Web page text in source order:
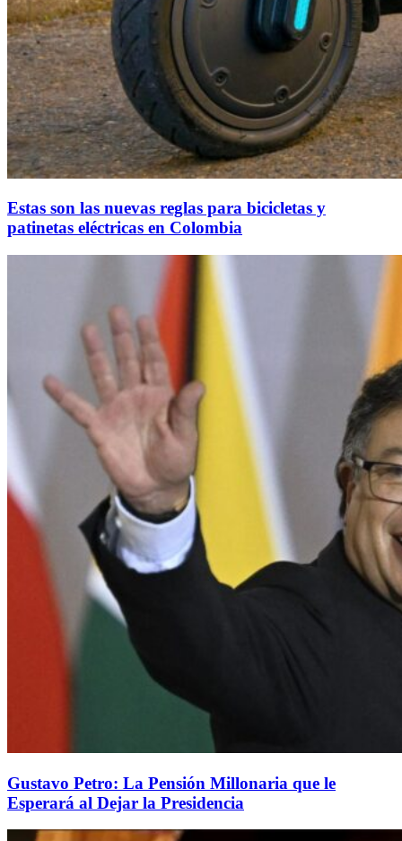
Estas son las nuevas reglas para bicicletas y
patinetas eléctricas en Colombia
Gustavo Petro: La Pensión Millonaria que le
Esperará al Dejar la Presidencia